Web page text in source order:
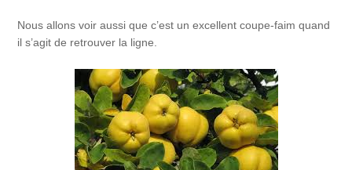
Nous allons voir aussi que c’est un excellent coupe-faim quand
il s’agit de retrouver la ligne.